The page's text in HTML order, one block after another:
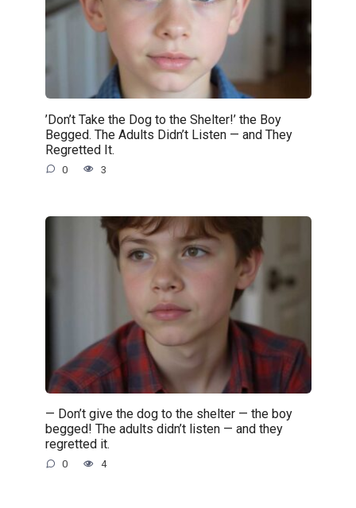
’Don’t Take the Dog to the Shelter!’ the Boy
Begged. The Adults Didn’t Listen — and They
Regretted It.
0 3
— Don’t give the dog to the shelter — the boy
begged! The adults didn’t listen — and they
regretted it.
0 4